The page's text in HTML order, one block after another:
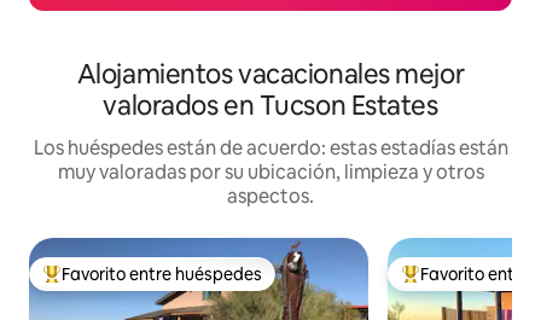
Alojamientos vacacionales mejor
valorados en Tucson Estates
Los huéspedes están de acuerdo: estas estadías están
muy valoradas por su ubicación, limpieza y otros
aspectos.
Favorito entre huéspedes preferido
Favorito entre huéspedes Favorito entre
Favorito entre